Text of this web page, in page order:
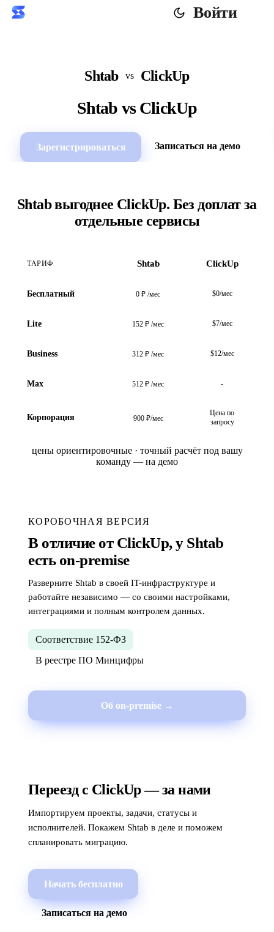
Войти
Shtab vs ClickUp
Shtab vs ClickUp
Зарегистрироваться Записаться на демо
Shtab выгоднее ClickUp. Без доплат за
отдельные сервисы
ТАРИФ Shtab ClickUp
Бесплатный 0 ₽ /мес $0/мес
Lite 152 ₽ /мес $7/мес
Business 312 ₽ /мес $12/мес
Max 512 ₽ /мес -
Корпорация 900 ₽/мес
Цена по
запросу
цены ориентировочные · точный расчёт под вашу
команду — на демо
КОРОБОЧНАЯ ВЕРСИЯ
В отличие от ClickUp, у Shtab
есть on-premise
Разверните Shtab в своей IT-инфраструктуре и
работайте независимо — со своими настройками,
интеграциями и полным контролем данных.
Соответствие 152-ФЗ
В реестре ПО Минцифры
Об on-premise →
Переезд с ClickUp — за нами
Импортируем проекты, задачи, статусы и
исполнителей. Покажем Shtab в деле и поможем
спланировать миграцию.
Начать бесплатно
Записаться на демо